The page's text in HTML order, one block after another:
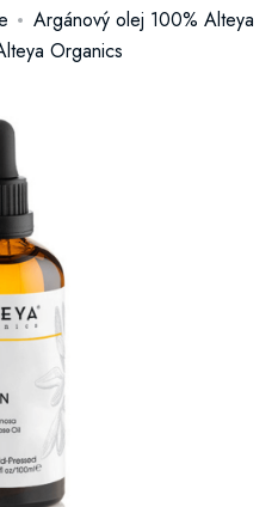
Argánový olej 100% Alteya
Organics